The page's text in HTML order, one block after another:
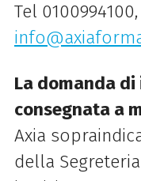
Tel
La domanda
consegnata a
Axia
della